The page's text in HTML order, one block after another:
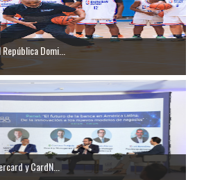
Domi...
y CardN...